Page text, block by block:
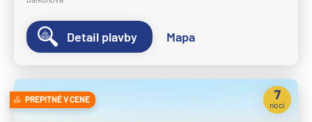
Crystal Cruises
Crystal Serenity
Crystal Symphony
Cunard Line
Queen Anne
Detail plavby Mapa
PREPITNÉ V CENE 7
nocí